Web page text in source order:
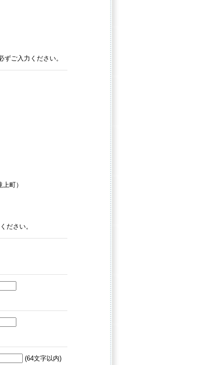
ずご入力ください。
町）
ださい。
(64文字以内)